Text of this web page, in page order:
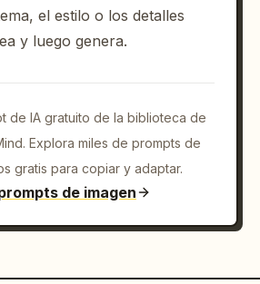
el estilo o los detalles
y luego genera.
de IA gratuito de la biblioteca de
Explora miles de prompts de
gratis para copiar y adaptar.
de imagen